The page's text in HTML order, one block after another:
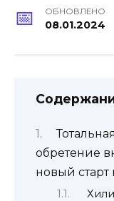
ОБНОВЛЕНО
08.01.2024
обретение
новый старт